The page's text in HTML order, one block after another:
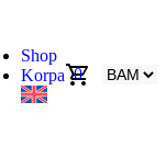
Shop
Korpa 0